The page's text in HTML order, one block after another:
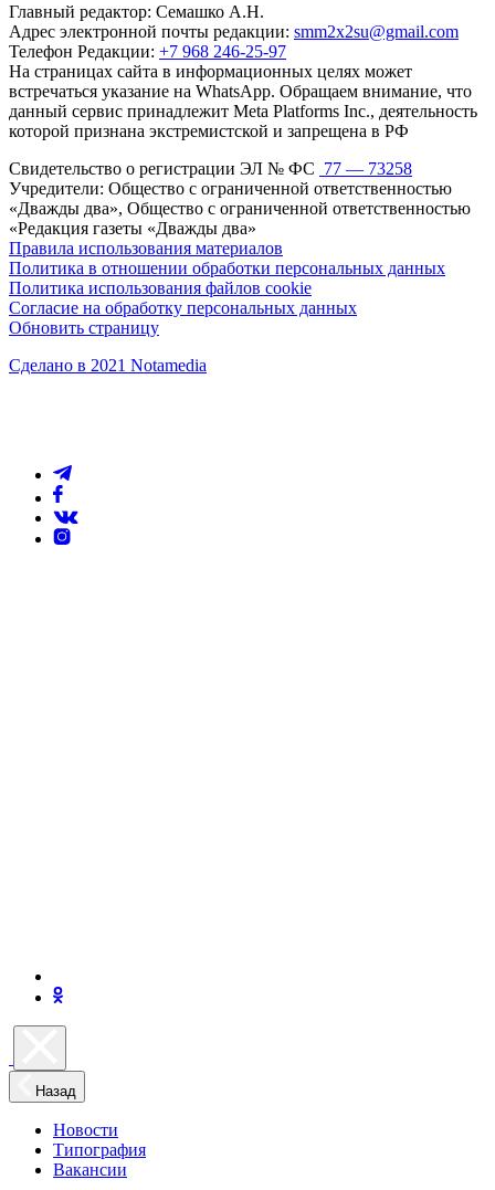
Главный редактор: Семашко А.Н.
Адрес электронной почты редакции: smm2x2su@gmail.com
Телефон Редакции: +7 968 246-25-97
На страницах сайта в информационных целях может
встречаться указание на WhatsApp. Обращаем внимание, что
данный сервис принадлежит Meta Platforms Inc., деятельность
которой признана экстремистской и запрещена в РФ
Свидетельство о регистрации ЭЛ № ФС 77 — 73258
Учредители: Общество с ограниченной ответственностью
«Дважды два», Общество с ограниченной ответственностью
«Редакция газеты «Дважды два»
Правила использования материалов
Политика в отношении обработки персональных данных
Политика использования файлов cookie
Согласие на обработку персональных данных
Обновить страницу
Сделано в 2021 Notamedia
Назад
Новости
Типография
Вакансии